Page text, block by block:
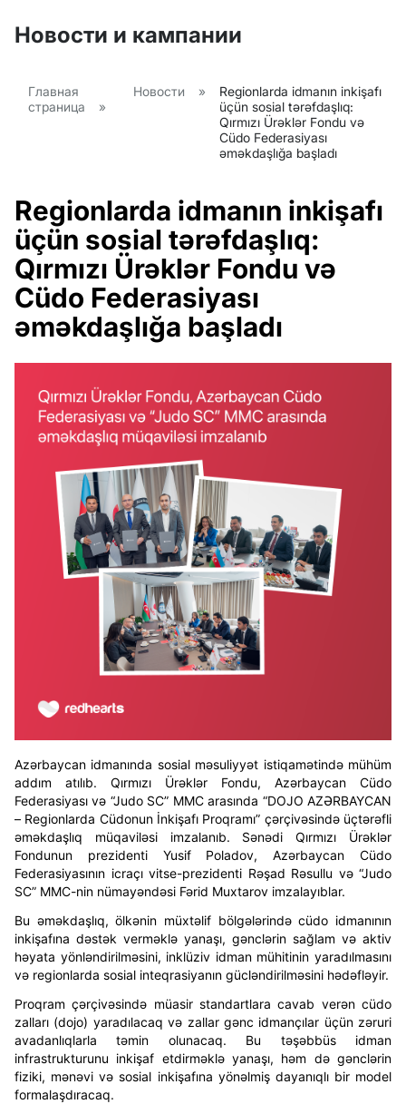
Новости и кампании
Главная
страница
»
Новости »
Regionlarda idmanın inkişafı
üçün sosial tərəfdaşlıq:
Qırmızı Ürəklər Fondu və
Cüdo Federasiyası
əməkdaşlığa başladı
Regionlarda idmanın inkişafı
üçün sosial tərəfdaşlıq:
Qırmızı Ürəklər Fondu və
Cüdo Federasiyası
əməkdaşlığa başladı
Azərbaycan idmanında sosial məsuliyyət istiqamətində mühüm
addım atılıb. Qırmızı Ürəklər Fondu, Azərbaycan Cüdo
Federasiyası və “Judo SC” MMC arasında “DOJO AZƏRBAYCAN
– Regionlarda Cüdonun İnkişafı Proqramı” çərçivəsində üçtərəfli
əməkdaşlıq müqaviləsi imzalanıb. Sənədi Qırmızı Ürəklər
Fondunun prezidenti Yusif Poladov, Azərbaycan Cüdo
Federasiyasının icraçı vitse-prezidenti Rəşad Rəsullu və “Judo
SC” MMC-nin nümayəndəsi Fərid Muxtarov imzalayıblar.
Bu əməkdaşlıq, ölkənin müxtəlif bölgələrində cüdo idmanının
inkişafına dəstək verməklə yanaşı, gənclərin sağlam və aktiv
həyata yönləndirilməsini, inklüziv idman mühitinin yaradılmasını
və regionlarda sosial inteqrasiyanın gücləndirilməsini hədəfləyir.
Proqram çərçivəsində müasir standartlara cavab verən cüdo
zalları (dojo) yaradılacaq və zallar gənc idmançılar üçün zəruri
avadanlıqlarla təmin olunacaq. Bu təşəbbüs idman
infrastrukturunu inkişaf etdirməklə yanaşı, həm də gənclərin
fiziki, mənəvi və sosial inkişafına yönəlmiş dayanıqlı bir model
formalaşdıracaq.